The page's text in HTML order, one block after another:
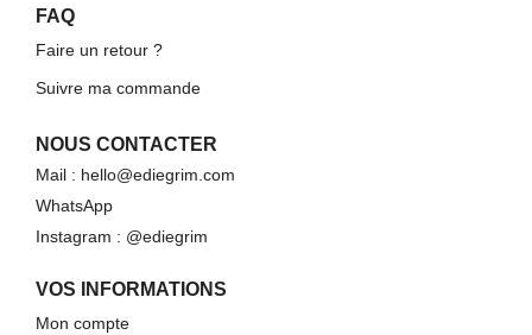
FAQ
Faire un retour ?
Suivre ma commande
NOUS CONTACTER
Mail : hello@ediegrim.com
WhatsApp
Instagram : @ediegrim
VOS INFORMATIONS
Mon compte